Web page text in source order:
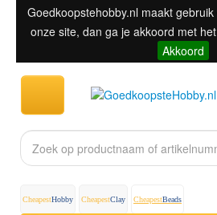
Goedkoopstehobby.nl maakt
onze site, dan ga je akkoord met
Akkoord
CheapestHobby CheapestClay CheapestBeads